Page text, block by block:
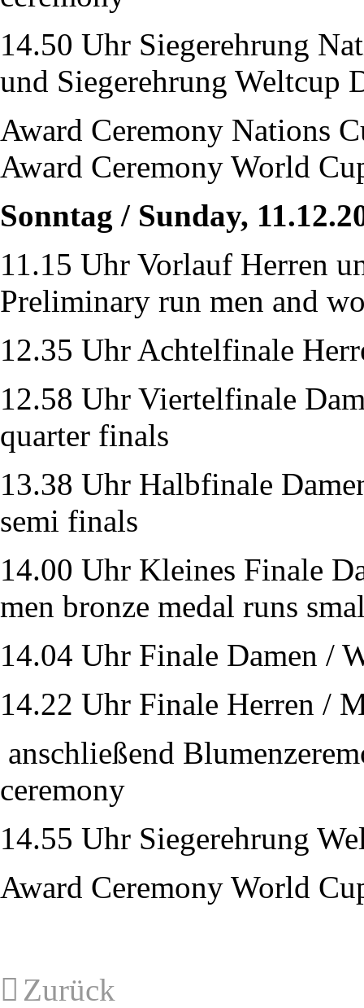
14.50 Uhr Siegerehrung
und Siegerehrung Weltcup
Award Ceremony Nations
Award Ceremony World
Sonntag / Sunday,
11.15 Uhr Vorlauf Herren
Preliminary run men and
12.35 Uhr Achtelfinale
12.58 Uhr Viertelfinale
quarter finals
13.38 Uhr Halbfinale
semi finals
14.00 Uhr Kleines Finale
men bronze medal runs
14.04 Uhr Finale Damen /
14.22 Uhr Finale Herren /
anschließend
ceremony
14.55 Uhr Siegerehrung
Award Ceremony World
Zurück